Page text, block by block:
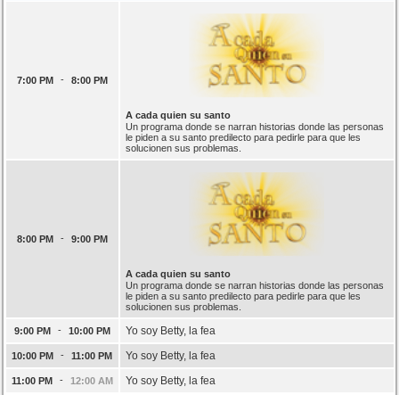
7:00 PM - 8:00 PM
A cada quien su santo
Un programa donde se narran historias donde las personas
le piden a su santo predilecto para pedirle para que les
solucionen sus problemas.
8:00 PM - 9:00 PM
A cada quien su santo
Un programa donde se narran historias donde las personas
le piden a su santo predilecto para pedirle para que les
solucionen sus problemas.
9:00 PM - 10:00 PM Yo soy Betty, la fea
10:00 PM - 11:00 PM Yo soy Betty, la fea
11:00 PM - 12:00 AM Yo soy Betty, la fea